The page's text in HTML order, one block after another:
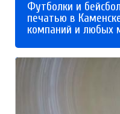
Футболки и
печатью в
компаний и любых